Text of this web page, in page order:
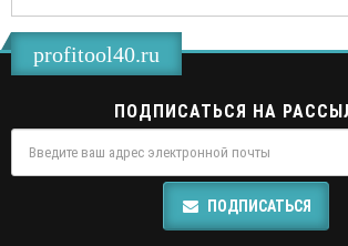
profitool40.ru
ПОДПИСАТЬСЯ НА
ПОДПИСАТЬСЯ